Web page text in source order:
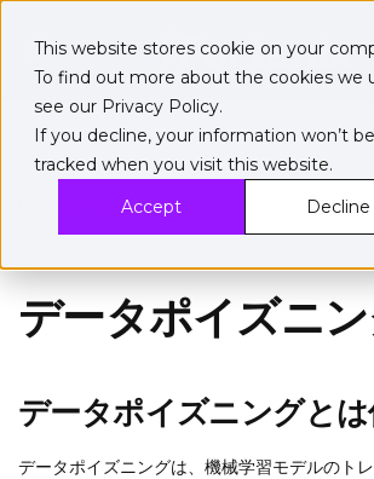
This website stores cookie on your
To find out more about the cookies we
see our Privacy Policy.
If you decline, your information won’t be
tracked when you visit this website.
Accept
Decline
FAQ>データポイズニング
データポイズニ
データポイズニングと
データポイズニングは、機械学習モデルのト